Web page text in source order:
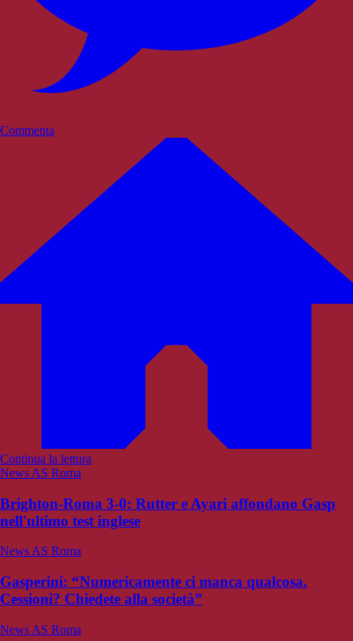
Commenta
Continua la lettura
News AS Roma
Brighton-Roma 3-0: Rutter e Ayari affondano Gasp
nell'ultimo test inglese
News AS Roma
Gasperini: “Numericamente ci manca qualcosa.
Cessioni? Chiedete alla società”
News AS Roma